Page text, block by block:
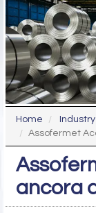
Home
Industry
Assofermet
ancora